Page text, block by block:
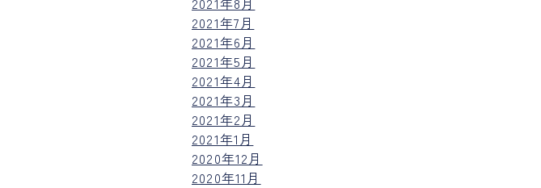
2021年7月
2021年6月
2021年5月
2021年4月
2021年3月
2021年2月
2021年1月
2020年12月
2020年11月